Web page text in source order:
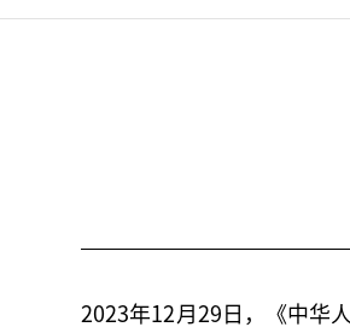
2023年12月29日，《中华